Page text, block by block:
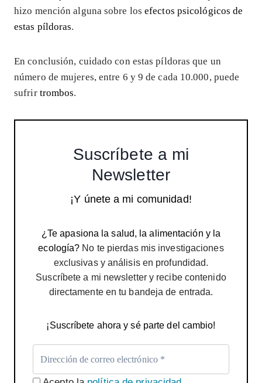
hizo mención alguna sobre losefectos psicológicos de
estas píldoras.
En conclusión, cuidado con estas píldoras que un
número de mujeres, entre 6 y 9 de cada 10.000, puede
sufrir trombos.
Suscríbete a mi
Newsletter
¡Y únete a mi comunidad!
¿Te apasiona la salud, la alimentación y la
ecología? No te pierdas mis investigaciones
exclusivas y análisis en profundidad.
Suscríbete a mi newsletter y recibe contenido
directamente en tu bandeja de entrada.
¡Suscríbete ahora y sé parte del cambio!